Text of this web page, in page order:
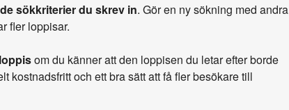
sökkriterier du skrev in. Gör en ny sökning med andra
fler loppisar.
om du känner att den loppisen du letar efter borde
kostnadsfritt och ett bra sätt att få fler besökare till